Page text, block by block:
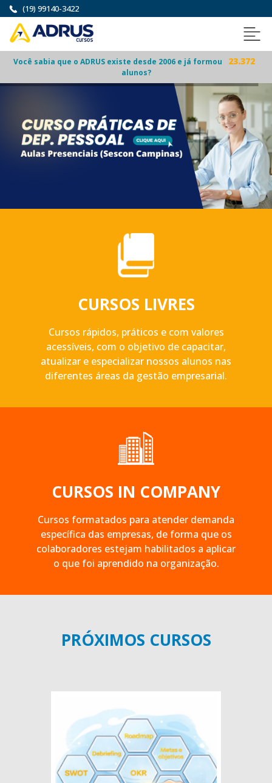
(19) 99140-3422
Você sabia que o ADRUSexiste desde 2006 e já formou 23.372
alunos?
CURSOS LIVRES
Cursos rápidos, práticos e com valores
acessíveis, com o objetivo de capacitar,
atualizar e especializar nossos alunos nas
diferentes áreas da gestão empresarial.
CURSOS IN COMPANY
Cursos formatados para atender demanda
específica das empresas, de forma que os
colaboradores estejam habilitados a aplicar
o que foi aprendido na organização.
PRÓXIMOS CURSOS